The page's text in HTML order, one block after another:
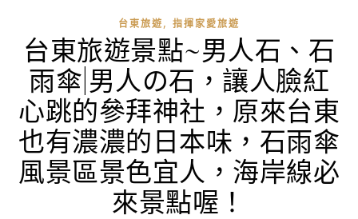
台東旅遊, 指揮家愛旅遊
台東旅遊景點~男人石、石
雨傘|男人の石，讓人臉紅
心跳的參拜神社，原來台東
也有濃濃的日本味，石雨傘
風景區景色宜人，海岸線必
來景點喔！